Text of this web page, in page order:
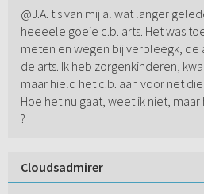
@J.A. tis van mij al wat langer
heeeele goeie c.b. arts. Het was
meten en wegen bij verpleegk, de
de arts. Ik heb zorgenkinderen,
maar hield het c.b. aan voor net
Hoe het nu gaat, weet ik niet,
?
Cloudsadmirer